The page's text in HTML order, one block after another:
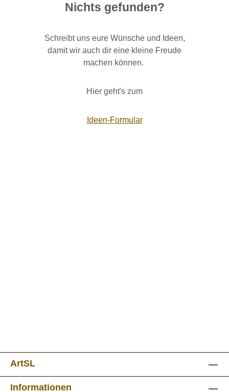
Nichts gefunden?
Schreibt uns eure Wünsche und Ideen,
damit wir auch dir eine kleine Freude
machen können.
Hier geht's zum
Ideen-Formular
ArtSL
Informationen